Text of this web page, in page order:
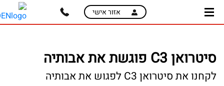
skip
skip
אזור אישי
סיטרואן C3 פוגשת את אבותיה
לקחנו את סיטרואן C3 לפגוש את אבותיה